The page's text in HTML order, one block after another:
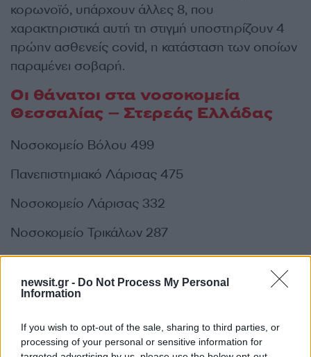
newsit.gr - Do Not Process My Personal
Information
If you wish to opt-out of the sale, sharing to third parties, or
processing of your personal or sensitive information for
κορωνοϊό, υπάρχουν άλλες 8, που
χαρακτηριστικά αυτή τη στιγμή υποστηρίζουν 4
πρώην ασθενείς covid, η κατάσταση των οποίων
παραμένει σοβαρή.
Οι θάνατοι στα νοσοκομεία
Θεσσαλίας – Στερεάς Ελλάδας
Νοσοκομείο Βόλου 499
Πανεπιστημιακό Λάρισας 475
Νοσοκομείο Λάρισας 332
Νοσοκομείο Τρικάλων 287
Νοσοκομείο Χαλκίδας 257
Νοσοκομείο Λαμίας 235
Νοσοκομείο Καρδίτσας 208
Νοσοκομείο Θηβών 45